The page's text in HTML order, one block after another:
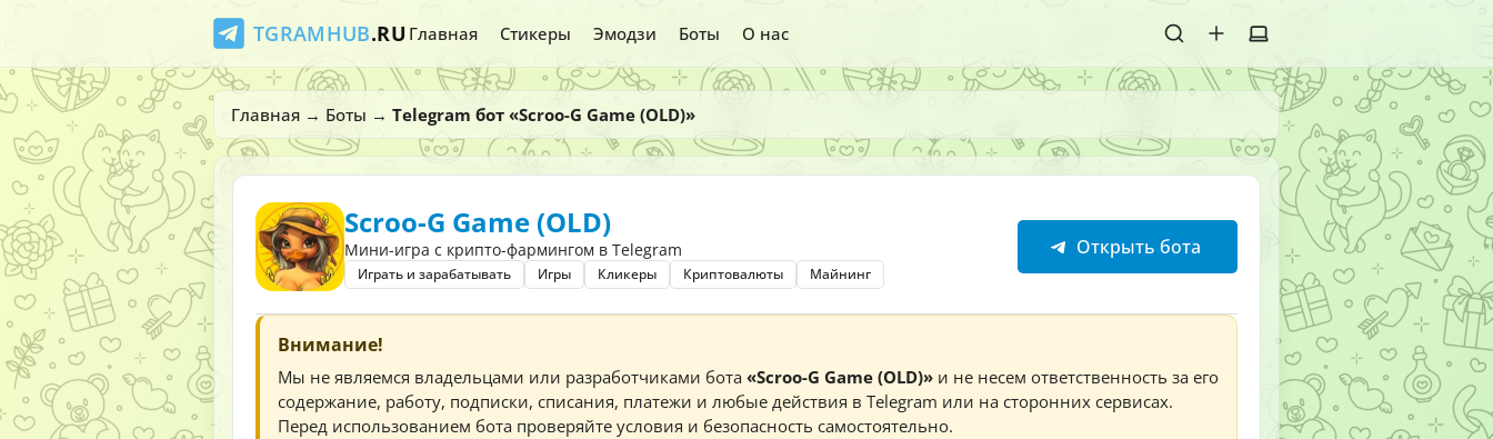
TGRAMHUB.RU Главная Стикеры Эмодзи Боты О нас
Главная → Боты → Telegram бот «Scroo-G Game (OLD)»
Scroo-G Game (OLD)
Мини-игра с крипто-фармингом в Telegram
Играть и зарабатывать Игры Кликеры Криптовалюты Майнинг
Открыть бота
Внимание!
Мы не являемся владельцами или разработчиками бота «Scroo-G Game (OLD)» и не несем ответственность за его
содержание, работу, подписки, списания, платежи и любые действия в Telegram или на сторонних сервисах.
Перед использованием бота проверяйте условия и безопасность самостоятельно.